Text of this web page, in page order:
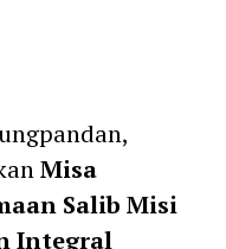
Misa
Salib Misi
Integral